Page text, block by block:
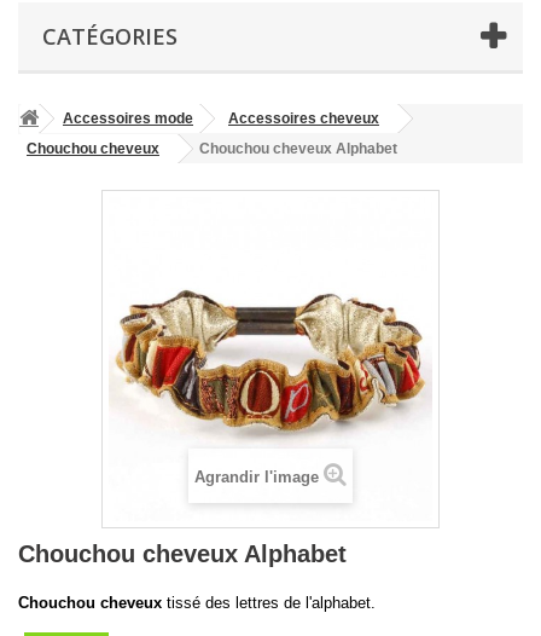
CATÉGORIES
Accessoires mode
Accessoires cheveux
Chouchou cheveux
Chouchou cheveux Alphabet
Agrandir l'image
Chouchou cheveux Alphabet
Chouchou cheveux tissé des lettres de l'alphabet.